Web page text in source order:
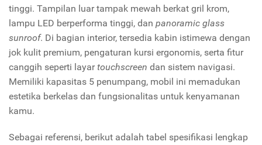
tinggi. Tampilan luar tampak mewah berkat gril krom,
lampu LED berperforma tinggi, dan panoramic glass
sunroof. Di bagian interior, tersedia kabin istimewa dengan
jok kulit premium, pengaturan kursi ergonomis, serta fitur
canggih seperti layartouchscreen dan sistem navigasi.
Memiliki kapasitas 5 penumpang, mobil ini memadukan
estetika berkelas dan fungsionalitas untuk kenyamanan
kamu.
Sebagai referensi, berikut adalah tabel spesifikasi lengkap